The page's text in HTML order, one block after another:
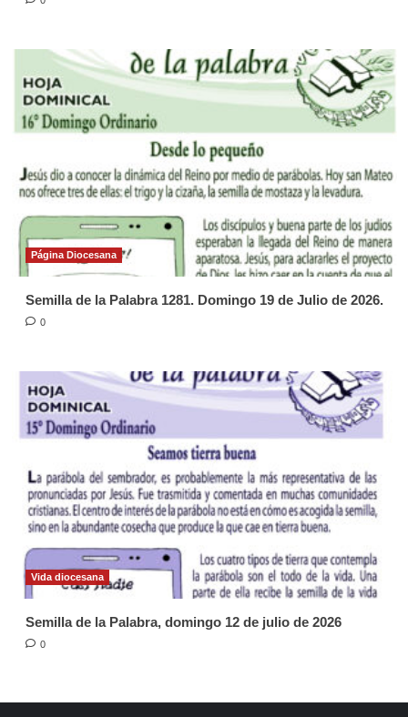
Página Diocesana
Semilla de la Palabra 1281. Domingo 19 de Julio de 2026.
0
Vida diocesana
Semilla de la Palabra, domingo 12 de julio de 2026
0